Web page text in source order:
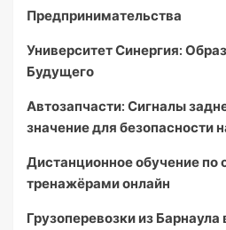
Предпринимательства
Университет Синергия:
Будущего
Автозапчасти: Сигналы
значение для безопасности
Дистанционное обучение по
тренажёрами онлайн
Грузоперевозки из